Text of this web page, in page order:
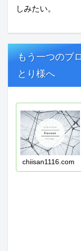
しみたい。
もう一つのブ
とり様へ
chiisan1116.com